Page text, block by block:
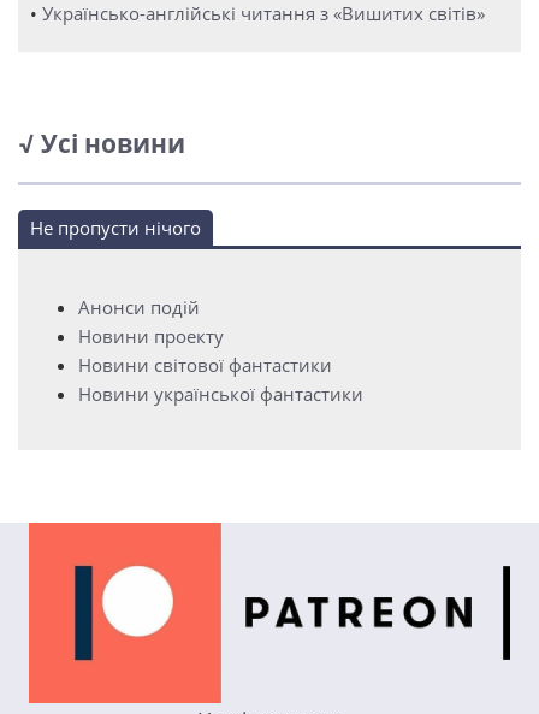
• Українсько-англійські читання з «Вишитих світів»
√ Усі новини
Не пропусти нічого
Анонси подій
Новини проекту
Новини світової фантастики
Новини української фантастики